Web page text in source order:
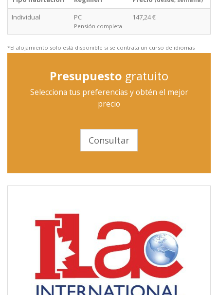
Individual PC
Pensión completa
147,24 €
*El alojamiento solo está disponible si se contrata un curso de idiomas
Presupuesto gratuito
Selecciona tus preferencias y obtén el mejor
precio
Consultar